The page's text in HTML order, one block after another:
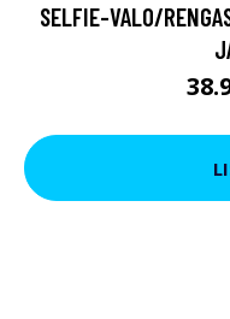
SELFIE-VALO/